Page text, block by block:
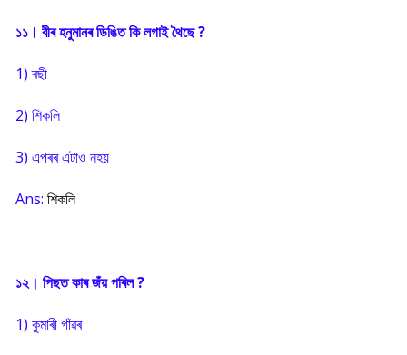
১১। বীৰ হনুমানৰ ডিঙিত কি লগাই থৈছে ?
1) ৰছী
2) শিকলি
3) এপৰৰ এটাও নহয়
Ans: শিকলি
১২। পিছত কাৰ জঁয় পৰিল ?
1) কুমাৰী গাঁৱৰ